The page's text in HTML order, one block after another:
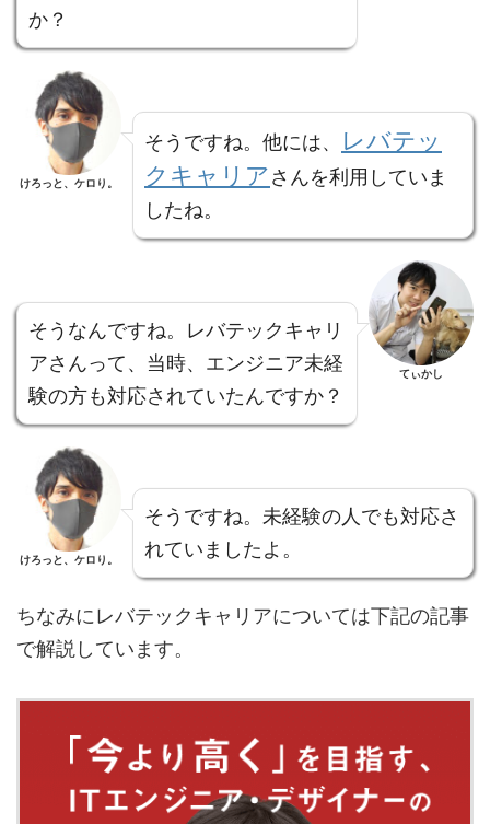
か？
けろっと、ケロり。
そうですね。他には、
レバテッ
クキャリアさんを利用していま
したね。
そうなんですね。レバテックキャリ
アさんって、当時、エンジニア未経
験の方も対応されていたんですか？
てぃかし
けろっと、ケロり。
そうですね。未経験の人でも対応さ
れていましたよ。
ちなみにレバテックキャリアについては下記の記事
で解説しています。